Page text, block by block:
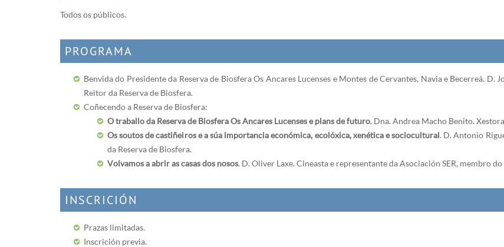
Todos os públicos.
PROGRAMA
Benvida do Presidente da Reserva de Biosfera Os Ancares Lucenses e Montes de Cervantes, Navia e Becerreá. D.
Reitor da Reserva de Biosfera.
Coñecendo a Reserva de Biosfera:
O traballo da Reserva de Biosfera Os Ancares Lucenses e plans de futuro. Dna. Andrea Macho Benito.
Os soutos de castiñeiros e a súa importancia económica, ecolóxica, xenética e sociocultural. D. Antonio
da Reserva de Biosfera.
Volvamos a abrir as casas dos nosos. D. Oliver Laxe. Cineasta e representante da Asociación SER, membro
INSCRICIÓN
Prazas limitadas.
Inscrición previa.